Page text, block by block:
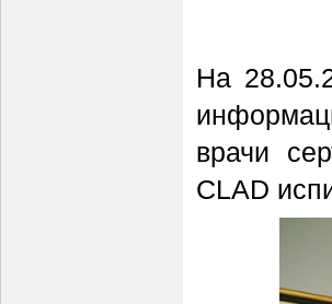
На
врачи
CLAD